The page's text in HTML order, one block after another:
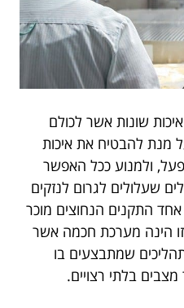
שונות אשר לכולם
מנת להבטיח את איכות
ולמנוע ככל האפשר
שעלולים לגרום לנזקים
אחד התקנים הנחוצים מוכר
הינה מערכת חכמה אשר
שמתבצעים בו
מצבים בלתי רצויים.